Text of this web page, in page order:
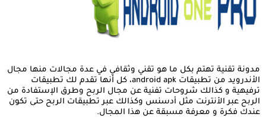
مدونة تقنية تهتم بكل ما هو تقني وثقافي في عدة مجالات منها مجال
الأندرويد من تطبيقات android apk، كل أنها تقدم لك تطبيقات
ترفيهية و كذالك شروحات تفنية عن مجال الربح وطرق الإستفادة من
الربح عبر الأنترنت مثل أدسنس وكذالك عبر تطبيقات الربح حتى تكون
عندك فكرة و معرفة مسبقة عن هذا المجال.